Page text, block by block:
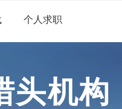
个人求职
头机构